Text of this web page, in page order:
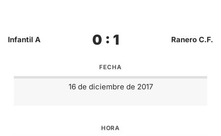
Infantil A 0 : 1 Ranero C.F.
FECHA
16 de diciembre de 2017
HORA